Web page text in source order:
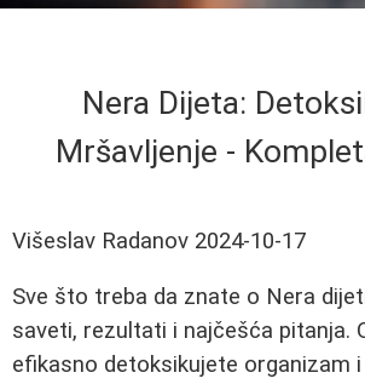
Nera Dijeta:
Mršavljenje -
Višeslav Radanov 2024-10-17
Sve što treba da znate o Nera
saveti, rezultati i najčešća pitanja.
efikasno detoksikujete organizam